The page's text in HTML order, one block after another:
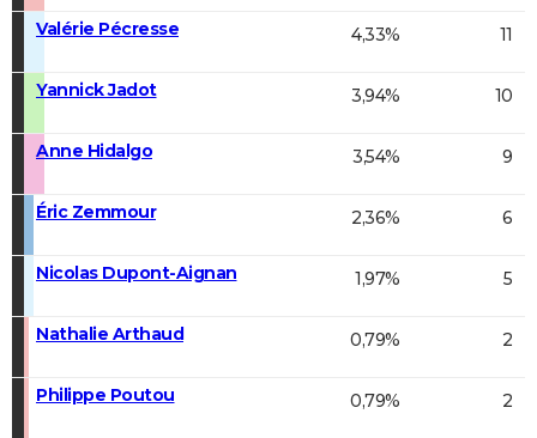
Valérie Pécresse 4,33% 11
Yannick Jadot 3,94% 10
Anne Hidalgo 3,54% 9
Éric Zemmour 2,36% 6
Nicolas Dupont-Aignan 1,97% 5
Nathalie Arthaud 0,79% 2
Philippe Poutou 0,79% 2